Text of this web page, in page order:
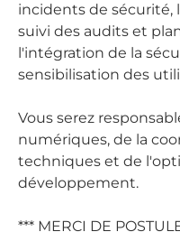
incidents de sécurité,
suivi des audits et
l'intégration de la
sensibilisation des
Vous serez
numériques, de la
techniques et de
développement.
*** MERCI DE